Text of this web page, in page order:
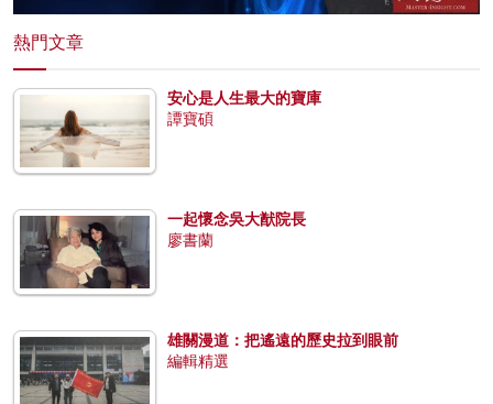
熱門文章
安心是人生最大的寶庫
譚寶碩
一起懷念吳大猷院長
廖書蘭
雄關漫道：把遙遠的歷史拉到眼前
編輯精選